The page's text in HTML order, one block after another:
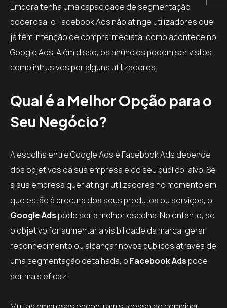
Embora tenha uma capacidade de segmentação
poderosa, o Facebook Ads não atinge utilizadores que
já têm intenção de compra imediata, como acontece no
Google Ads. Além disso, os anúncios podem ser vistos
como intrusivos por alguns utilizadores.
Qual é a Melhor Opção para o
Seu Negócio?
A escolha entre Google Ads e Facebook Ads depende
dos objetivos da sua empresa e do seu público-alvo. Se
a sua empresa quer atingir utilizadores no momento em
que estão à procura dos seus produtos ou serviços, o
Google Ads pode ser a melhor escolha. No entanto, se
o objetivo for aumentar a visibilidade da marca, gerar
reconhecimento ou alcançar novos públicos através de
uma segmentação detalhada, o Facebook Ads pode
ser mais eficaz.